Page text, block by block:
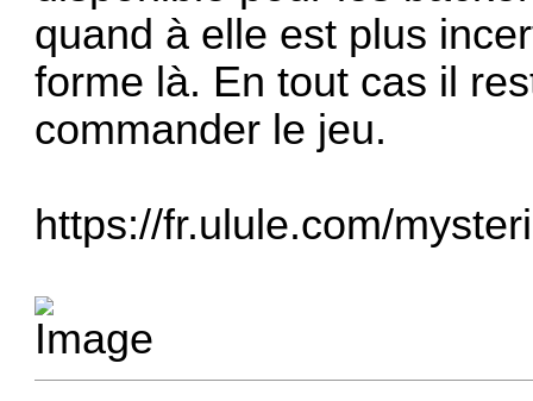
quand à elle est plus
forme là. En tout cas il
commander le jeu.
https://fr.ulule.com/